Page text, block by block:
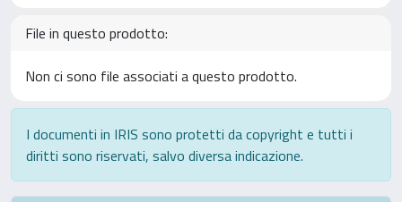
File in questo prodotto:
Non ci sono file associati a questo prodotto.
I documenti in IRIS sono protetti da copyright e tutti i
diritti sono riservati, salvo diversa indicazione.